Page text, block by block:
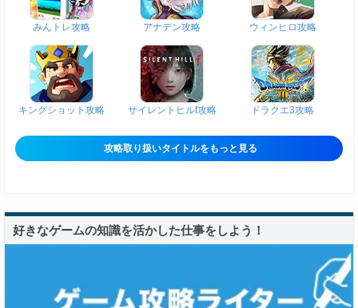
みんトレ攻略 アナデン攻略 ウィンヒロ攻略
キングショット攻略 サイレントヒルf攻略 ドラクエ3攻略
攻略取り扱いタイトルをもっと見る
好きなゲームの知識を活かした仕事をしよう！